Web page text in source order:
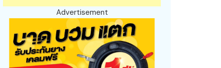
Advertisement